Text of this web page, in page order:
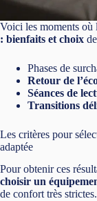
Voici les moments où
: bienfaits et choix
Phases de
Retour de
Séances de
Transitions
Les critères pour
adaptée
Pour obtenir ces
choisir un
de confort très strictes.